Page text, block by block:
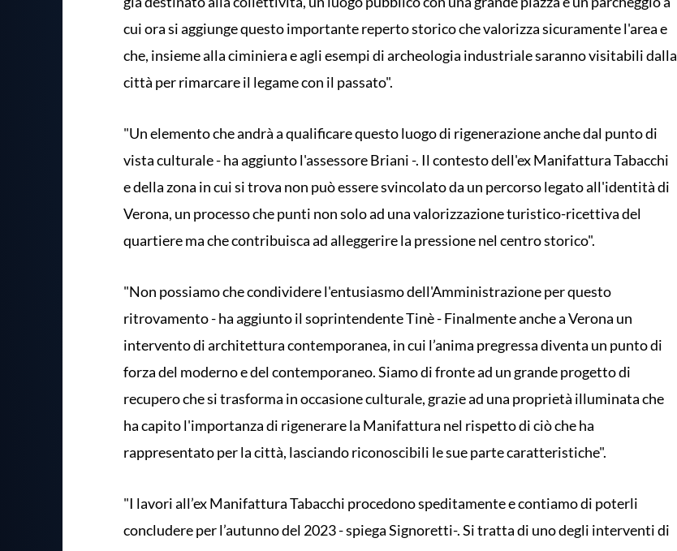
cui ora si aggiunge questo importante reperto storico che valorizza sicuramente l'area e
che, insieme alla ciminiera e agli esempi di archeologia industriale saranno visitabili dalla
città per rimarcare il legame con il passato".
"Un elemento che andrà a qualificare questo luogo di rigenerazione anche dal punto di
vista culturale - ha aggiunto l'assessore Briani -. Il contesto dell'ex Manifattura Tabacchi
e della zona in cui si trova non può essere svincolato da un percorso legato all'identità di
Verona, un processo che punti non solo ad una valorizzazione turistico-ricettiva del
quartiere ma che contribuisca ad alleggerire la pressione nel centro storico".
"Non possiamo che condividere l'entusiasmo dell'Amministrazione per questo
ritrovamento - ha aggiunto il soprintendente Tinè - Finalmente anche a Verona un
intervento di architettura contemporanea, in cui l’anima pregressa diventa un punto di
forza del moderno e del contemporaneo. Siamo di fronte ad un grande progetto di
recupero che si trasforma in occasione culturale, grazie ad una proprietà illuminata che
ha capito l'importanza di rigenerare la Manifattura nel rispetto di ciò che ha
rappresentato per la città, lasciando riconoscibili le sue parte caratteristiche".
"I lavori all’ex Manifattura Tabacchi procedono speditamente e contiamo di poterli
concludere per l’autunno del 2023 - spiega Signoretti-. Si tratta di uno degli interventi di